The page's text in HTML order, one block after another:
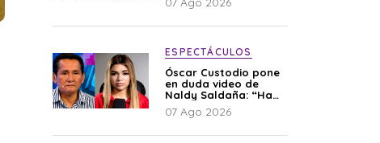
ESPECTÁCULOS
Óscar Custodio pone
en duda video de
Naldy Saldaña: “Hay
cosas que de repente
se han editado”
07 Ago 2026